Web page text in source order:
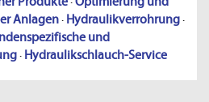
Anlagen· Hydraulikverrohrung·
und
· Hydraulikschlauch-Service